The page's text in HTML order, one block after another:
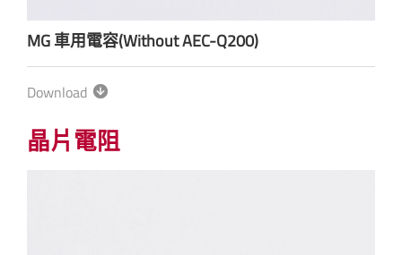
MG 車用電容(Without AEC-Q200)
Download
晶片電阻